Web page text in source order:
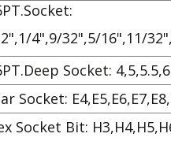
4",9/32",5/16",11/
Socket:
Socket:
Socket Bit: